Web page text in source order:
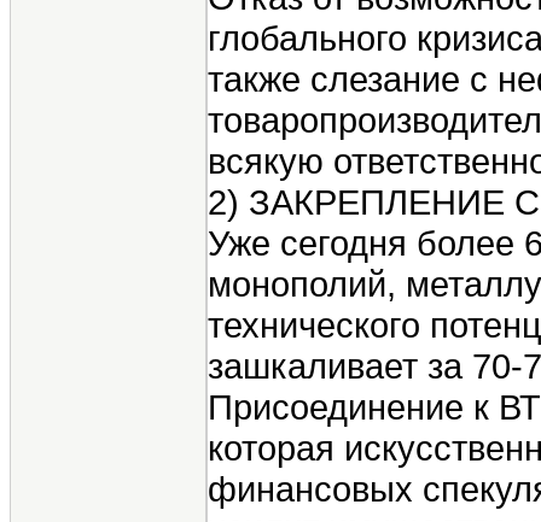
глобального
также слезание с
всякую
2) ЗАКРЕПЛЕНИЕ
Уже сегодня более
монополий,
технического
зашкаливает за
Присоединение к
которая
финансовых